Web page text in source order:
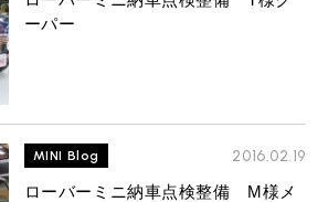
ーパー
MINI Blog
2016.02.19
ローバーミニ納車点検整備 M様メ